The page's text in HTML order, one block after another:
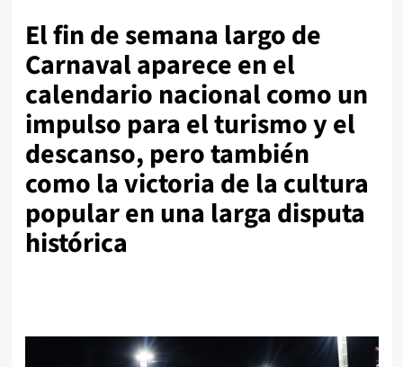
El fin de semana largo de
Carnaval aparece en el
calendario nacional como un
impulso para el turismo y el
descanso, pero también
como la victoria de la cultura
popular en una larga disputa
histórica